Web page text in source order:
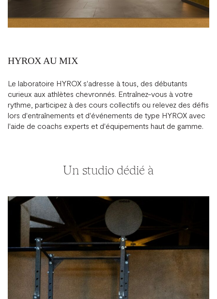
HYROX AU MIX
Le laboratoire HYROX s'adresse à tous, des débutants
curieux aux athlètes chevronnés. Entraînez-vous à votre
rythme, participez à des cours collectifs ou relevez des défis
lors d'entraînements et d'événements de type HYROX avec
l'aide de coachs experts et d'équipements haut de gamme.
Un studio dédié à